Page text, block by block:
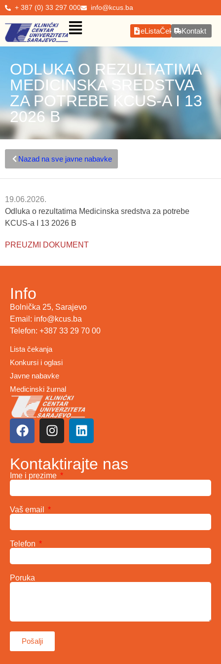
+ 387 (0) 33 297 000 info@kcus.ba
eListaČekanjaKontakt
ODLUKA O REZULTATIMA
MEDICINSKA SREDSTVA
ZA POTREBE KCUS-A I 13
2026 B
Nazad na sve javne nabavke
19.06.2026.
Odluka o rezultatima Medicinska sredstva za potrebe
KCUS-a I 13 2026 B
PREUZMI DOKUMENT
Info
Bolnička 25, Sarajevo
Email: info@kcus.ba
Telefon: +387 33 29 70 00
Lista čekanja
Konkursi i oglasi
Javne nabavke
Medicinski žurnal
Kontaktirajte nas
Ime i prezime
Vaš email
Telefon
Poruka
Pošalji